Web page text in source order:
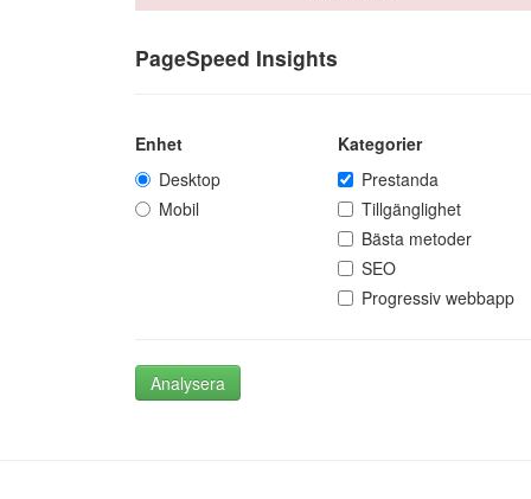
PageSpeed Insights
Enhet
Desktop
Mobil
Kategorier
Prestanda
Tillgänglighet
Bästa metoder
SEO
Progressiv webbapp
Analysera